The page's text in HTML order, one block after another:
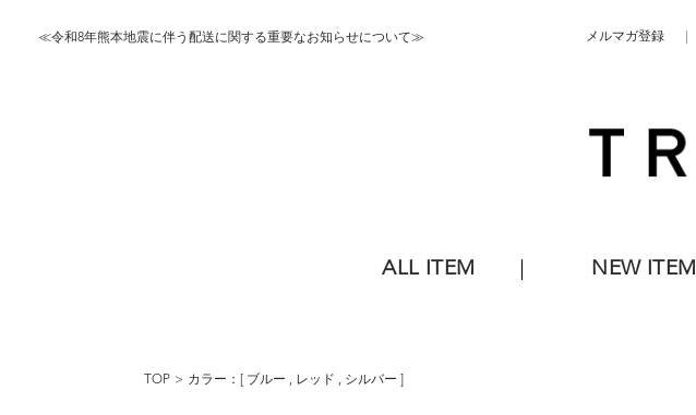
≪令和8年熊本地震に伴う配送に関する重要なお知らせについて≫ メルマガ登録
ALL ITEM NEW ITEM
TOP カラー：[ ブルー , レッド , シルバー